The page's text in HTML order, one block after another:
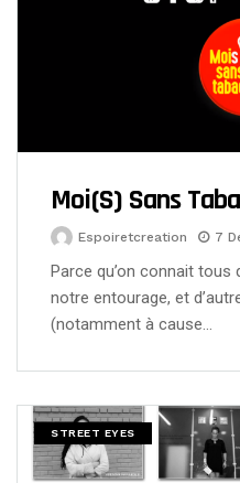
Moi(s) Sans
Espoiretcreation 7
Parce qu’on connait tous
notre entourage, et
(notamment à cause…
STREET EYES